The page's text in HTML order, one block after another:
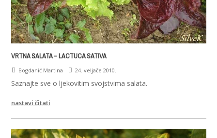
VRTNA SALATA – LACTUCA SATIVA
Bogdanić Martina 24. veljače 2010.
Saznajte sve o ljekovitim svojstvima salata.
nastavi čitati